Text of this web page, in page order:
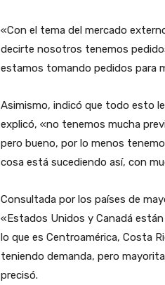
«Con el tema del mercado
decirte nosotros tenemos
estamos tomando pedidos para
Asimismo, indicó que todo esto
explicó, «no tenemos mucha
pero bueno, por lo menos
cosa está sucediendo así, con
Consultada por los países de
«Estados Unidos y Canadá
lo que es Centroamérica, Costa
teniendo demanda, pero
precisó.